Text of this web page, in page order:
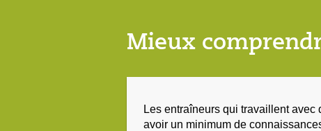
Mieux
Les entraîneurs qui travaillent
avoir un minimum de